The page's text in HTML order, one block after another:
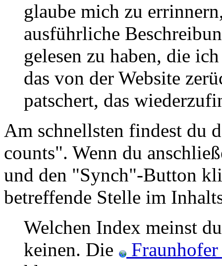
glaube mich zu
ausführliche
gelesen zu haben, die
das von der Website
patschert, das
Am schnellsten findest du
counts". Wenn du
und den "Synch"-Button
betreffende Stelle im
Welchen Index meinst
keinen. Die